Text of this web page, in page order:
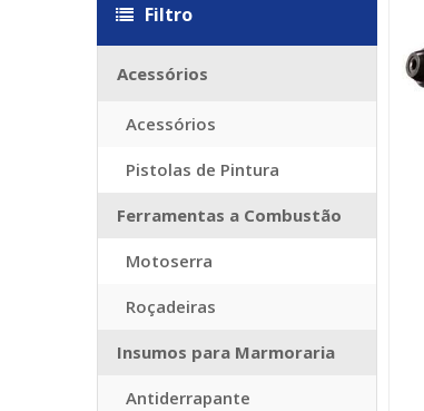
Filtro
Acessórios
Acessórios
Pistolas de Pintura
Ferramentas a Combustão
Motoserra
Roçadeiras
Insumos para Marmoraria
Antiderrapante